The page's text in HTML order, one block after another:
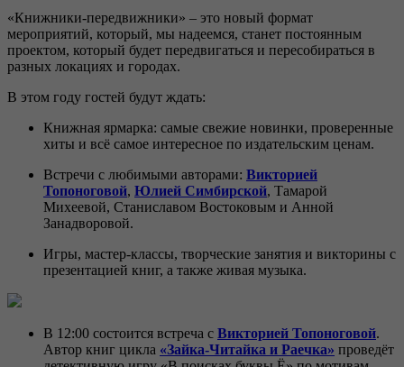
«Книжники-передвижники» – это новый формат
мероприятий, который, мы надеемся, станет постоянным
проектом, который будет передвигаться и пересобираться в
разных локациях и городах.
В этом году гостей будут ждать:
Книжная ярмарка: самые свежие новинки, проверенные
хиты и всё самое интересное по издательским ценам.
Встречи с любимыми авторами: Викторией
Топоноговой, Юлией Симбирской, Тамарой
Михеевой, Станиславом Востоковым и Анной
Занадворовой.
Игры, мастер-классы, творческие занятия и викторины с
презентацией книг, а также живая музыка.
В 12:00 состоится встреча с Викторией Топоноговой.
Автор книг цикла «Зайка-Читайка и Раечка» проведёт